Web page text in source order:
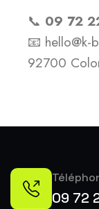
📞 09 72
📧 hello@k-
92700
09 72